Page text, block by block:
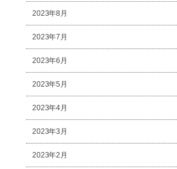
2023年8月
2023年7月
2023年6月
2023年5月
2023年4月
2023年3月
2023年2月